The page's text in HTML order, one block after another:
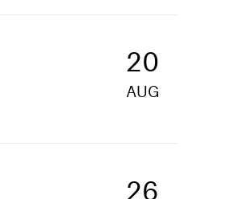
20
AUG
26